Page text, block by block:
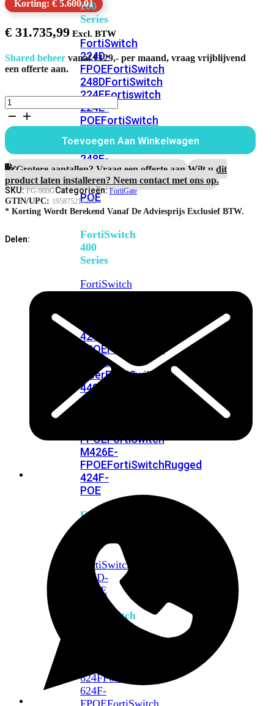
200
Series
FortiSwitch
224D-
FPOEFortiSwitch
248DFortiSwitch
224EFortiswitch
224E-
POEFortiSwitch
POEFortiSwitch
248E-
FPOEFortiSwitchRugged
216F-
POE
FortiSwitch
400
Series
FortiSwitch
424E-
FPOEFortiSwitch
424E-
FiberFortiSwitch
448E
448E-
FPOEFortiSwitch
M426E-
FPOEFortiSwitchRugged
424F-
POE
FortiSwitch
Series
FortiSwitch
548D-
FPOE
FortiSwitch
624FFortiSwitch
624F-
FPOEFortiSwitch
Korting: € 5.600,01
€ 31.735,99
Shared beheer vanaf €129,- per maand, vraag vrijblijvend
een offerte aan.
FortiGate
900G
Alleen
Hardware
aantal
Toevoegen Aan Winkelwagen
Grotere aantallen? Vraag een offerte aan.Wilt u dit
product laten installeren? Neem contact met ons op.
SKU:FG-900GCategorieën:FortiGate
GTIN/UPC: 195875217230
* Korting Wordt Berekend Vanaf De Adviesprijs Exclusief BTW.
Delen: